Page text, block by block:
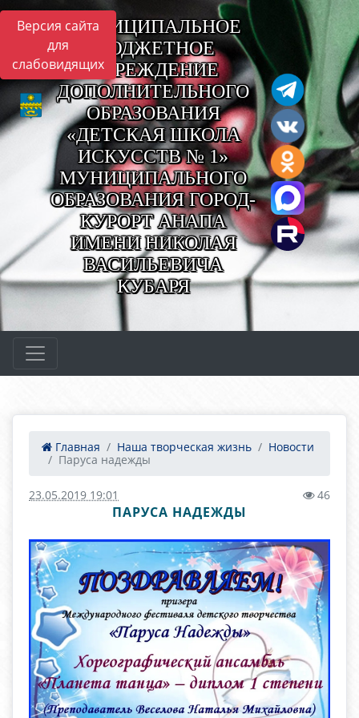
Версия сайта
для
слабовидящих
МУНИЦИПАЛЬНОЕ
БЮДЖЕТНОЕ
УЧРЕЖДЕНИЕ
ДОПОЛНИТЕЛЬНОГО
ОБРАЗОВАНИЯ
«ДЕТСКАЯ ШКОЛА
ИСКУССТВ № 1»
МУНИЦИПАЛЬНОГО
ОБРАЗОВАНИЯ ГОРОД-
КУРОРТ АНАПА
ИМЕНИ НИКОЛАЯ
ВАСИЛЬЕВИЧА
КУБАРЯ
Главная Наша творческая жизнь
Новости
Паруса надежды
23.05.2019 19:01 46
ПАРУСА НАДЕЖДЫ